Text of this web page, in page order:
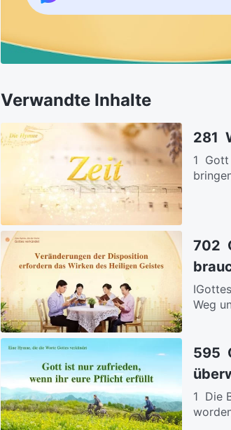
Verwandte Inhalte
281
1 Gott
702
Weg
595
1 Die